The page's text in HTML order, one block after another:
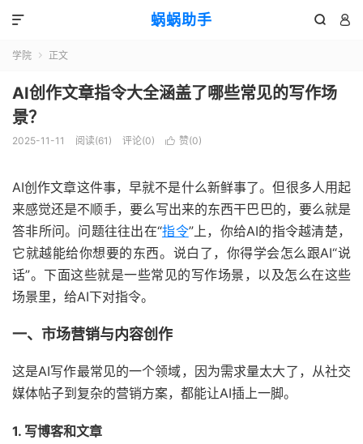
蜗蜗助手  

学院  正文
AI创作文章指令大全涵盖了哪些常见的写作场
景？
2025-11-11 阅读(61 ) 评论(0)  赞(0)
AI创作文章这件事，早就不是什么新鲜事了。但很多人用起
来感觉还是不顺手，要么写出来的东西干巴巴的，要么就是
答非所问。问题往往出在“指令”上，你给AI的指令越清楚，
它就越能给你想要的东西。说白了，你得学会怎么跟AI“说
话”。下面这些就是一些常见的写作场景，以及怎么在这些
场景里，给AI下对指令。
一、市场营销与内容创作
这是AI写作最常见的一个领域，因为需求量太大了，从社交
媒体帖子到复杂的营销方案，都能让AI插上一脚。
1. 写博客和文章